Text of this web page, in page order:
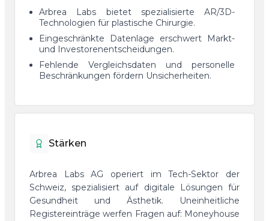
Arbrea Labs bietet spezialisierte AR/3D-
Technologien für plastische Chirurgie.
Eingeschränkte Datenlage erschwert Markt-
und Investorenentscheidungen.
Fehlende Vergleichsdaten und personelle
Beschränkungen fördern Unsicherheiten.
Stärken
Arbrea Labs AG operiert im Tech-Sektor der
Schweiz, spezialisiert auf digitale Lösungen für
Gesundheit und Ästhetik. Uneinheitliche
Registereinträge werfen Fragen auf: Moneyhouse